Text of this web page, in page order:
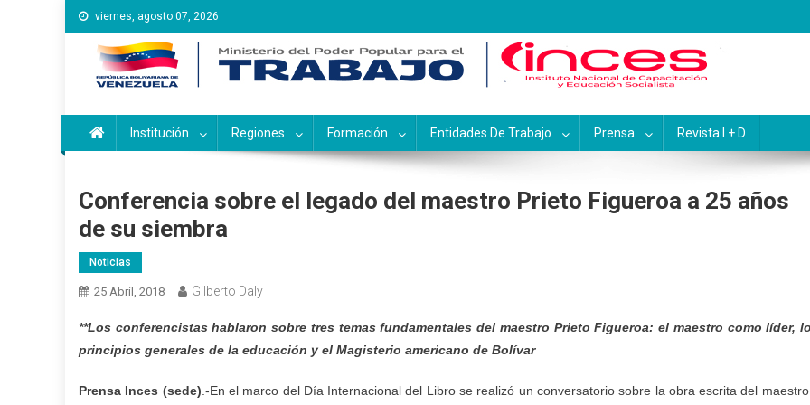
Saltar
al
contenido
viernes, agosto 07, 2026
Instituto Nacional de Capacitación y Educación
Inces
Institución Regiones Formación Entidades De Trabajo Prensa Revista I + D
Conferencia sobre el legado del maestro Prieto Figueroa a 25 años
de su siembra
Noticias
25 Abril, 2018 Gilberto Daly
**Los conferencistas hablaron sobre tres temas fundamentales del maestro Prieto Figueroa: el maestro como líder,
principios generales de la educación y el Magisterio americano de Bolívar
Prensa Inces (sede) .-En el marco del Día Internacional del Libro se realizó un conversatorio sobre la obra escrita del